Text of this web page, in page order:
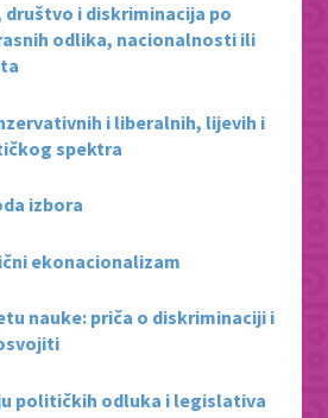
društvo i diskriminacija po
odlika, nacionalnosti ili
i liberalnih, lijevih i
spektra
izbora
ekonacionalizam
nauke: priča o diskriminaciji i
političkih odluka i legislativa